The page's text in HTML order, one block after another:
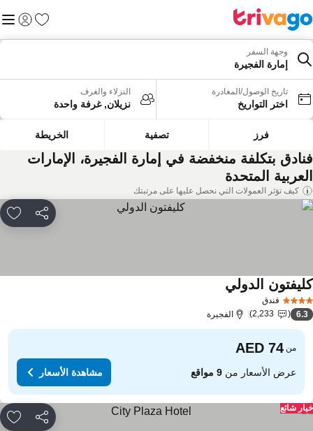
المفضلة
تسجيل
وجهة السفر
إمارة الفجيرة
تاريخ الوصول/المغادرة
اختر التواريخ
النزلاء والغرف
نزيلان, غرفة واحدة
فرز تصفية الخريطة
بتكلفة منخفضة في إمارة الفجيرة، الإمارات
المتحدة
كيف تؤثر العمولات التي نحصل عليها على مرتبتك
مشاركة
فندق
الدولي
6.3
2,233 الفجيرة
من
عرض الأسعار من9 مواقع مشاهدة الأسعار
مشاركة
شائع